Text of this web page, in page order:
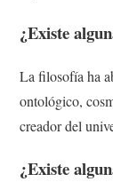
¿Existe
La filosofía ha
ontológico,
creador del
¿Existe